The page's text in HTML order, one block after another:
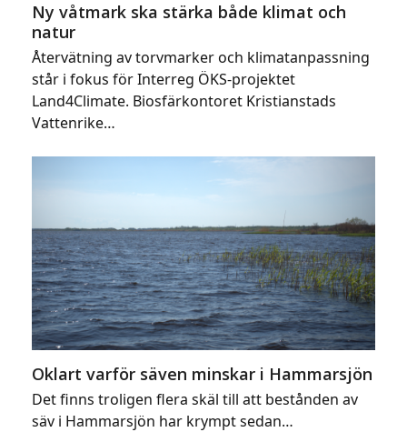
Ny våtmark ska stärka både klimat och
natur
Återvätning av torvmarker och klimatanpassning
står i fokus för Interreg ÖKS-projektet
Land4Climate. Biosfärkontoret Kristianstads
Vattenrike…
Oklart varför säven minskar i Hammarsjön
Det finns troligen flera skäl till att bestånden av
säv i Hammarsjön har krympt sedan…